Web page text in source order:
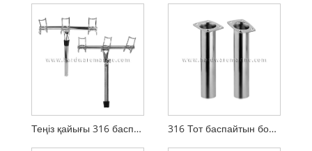
Теңіз қайығы 316 баспайтын болаттан жасалған үштік сақина реттелетін қармақ ұстағышы 316 Тот баспайтын болаттан жасалған монтаждауға арналған қармақ ұстағышы